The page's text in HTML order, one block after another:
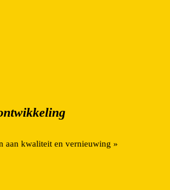
aan kwaliteit en vernieuwing »